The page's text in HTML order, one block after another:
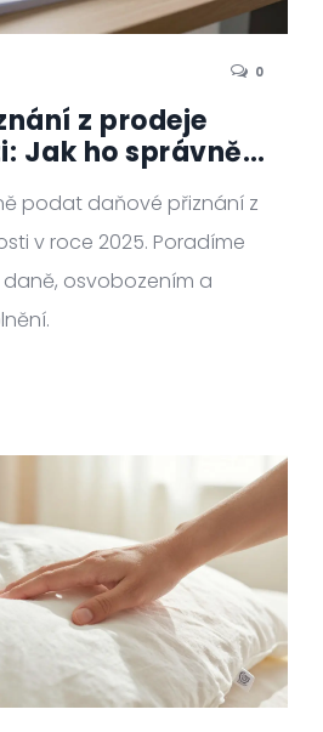
0
z prodeje
Jak ho správně
podat daňové přiznání z
v roce 2025. Poradíme
osvobozením a